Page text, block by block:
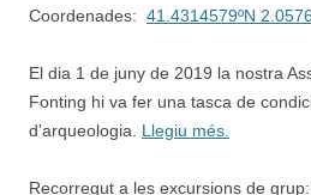
Coordenades: 41.4314579ºN
El dia 1 de juny de 2019 la nostra
Fonting hi va fer una tasca de
d’arqueologia. Llegiu més.
Recorregut a les excursions de grup: